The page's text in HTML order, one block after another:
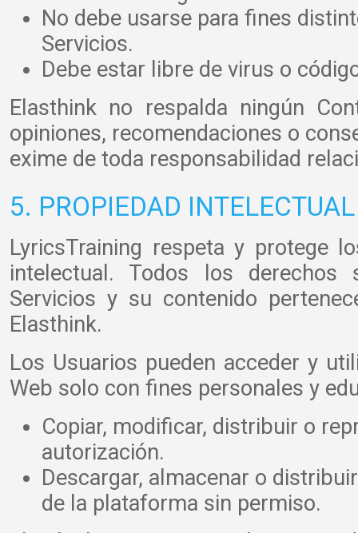
No debe usarse para fines
Servicios.
Debe estar libre de virus o
Elasthink no respalda ningún
opiniones, recomendaciones o
exime de toda responsabilidad
5. PROPIEDAD INTELECTUAL
LyricsTraining respeta y protege
intelectual. Todos los
Servicios y su contenido
Elasthink.
Los Usuarios pueden acceder y
Web solo con fines personales y
Copiar, modificar, distribuir o
autorización.
Descargar, almacenar o
de la plataforma sin permiso.